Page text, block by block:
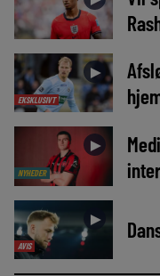
EKSKLUSIVT
►
NYHEDER
►
AVIS
►